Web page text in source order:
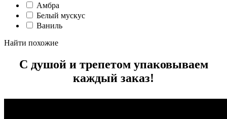
Амбра
Белый мускус
Ваниль
Найти похожие
С душой и трепетом упаковываем
каждый заказ!